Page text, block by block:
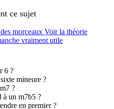
ce sujet
morceaux Voir la théorie
vraiment utile
6 ?
mineure ?
?
à un m7b5 ?
en premier ?